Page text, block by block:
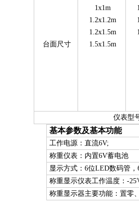
台面尺寸
1x1m
1.2x1.2m
1.2x1.5m
1.5x1.5m
仪表型号：
基本参数及基本功能
工作电源：直流6V;
称重仪表：内置6V蓄电池
显示方式：6位LED数码管
称重显示仪表工作温度：-25
称重显示器主要功能：置零